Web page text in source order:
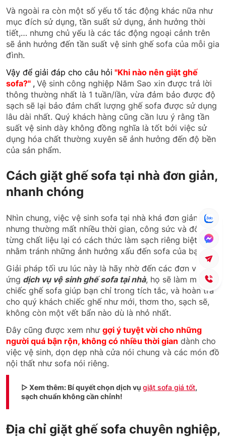
Và ngoài ra còn một số yếu tố tác động khác nữa như
mục đích sử dụng, tần suất sử dụng, ảnh hưởng thời
tiết,… nhưng chủ yếu là các tác động ngoại cảnh trên
sẽ ảnh hưởng đến tần suất vệ sinh ghế sofa của mỗi gia
đình.
Vậy để giải đáp cho câu hỏi "Khi nào nên giặt ghế
sofa?" , Vệ sinh công nghiệp Năm Sao xin được trả lời
thông thường nhất là 1 tuần/lần, vừa đảm bảo được độ
sạch sẽ lại bảo đảm chất lượng ghế sofa được sử dụng
lâu dài nhất. Quý khách hàng cũng cần lưu ý rằng tần
suất vệ sinh dày không đồng nghĩa là tốt bởi việc sử
dụng hóa chất thường xuyên sẽ ảnh hưởng đến độ bền
của sản phẩm.
Cách giặt ghế sofa tại nhà đơn giản,
nhanh chóng
Nhìn chung, việc vệ sinh sofa tại nhà khá đơn giản
nhưng thường mất nhiều thời gian, công sức và đối với
từng chất liệu lại có cách thức làm sạch riêng biệt
nhằm tránh những ảnh hưởng xấu đến sofa của bạn.
Giải pháp tối ưu lúc này là hãy nhờ đến các đơn vị cung
ứng dịch vụ vệ sinh ghế sofa tại nhà, họ sẽ làm mới lại
chiếc ghế sofa giúp bạn chỉ trong tích tắc, và hoàn trả
cho quý khách chiếc ghế như mới, thơm tho, sạch sẽ,
không còn một vết bẩn nào dù là nhỏ nhất.
Đây cũng được xem như gợi ý tuyệt vời cho những
người quá bận rộn, không có nhiều thời gian dành cho
việc vệ sinh, dọn dẹp nhà cửa nói chung và các món đồ
nội thất như sofa nói riêng.
▷ Xem thêm: Bí quyết chọn dịch vụ giặt sofa giá tốt,
sạch chuẩn không cần chỉnh!
Địa chỉ giặt ghế sofa chuyên nghiệp,